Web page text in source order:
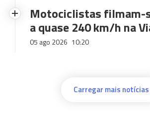
Motociclistas filmam-
a quase 240 km/h na
05 ago 2026 10:20
Carregar mais notícias